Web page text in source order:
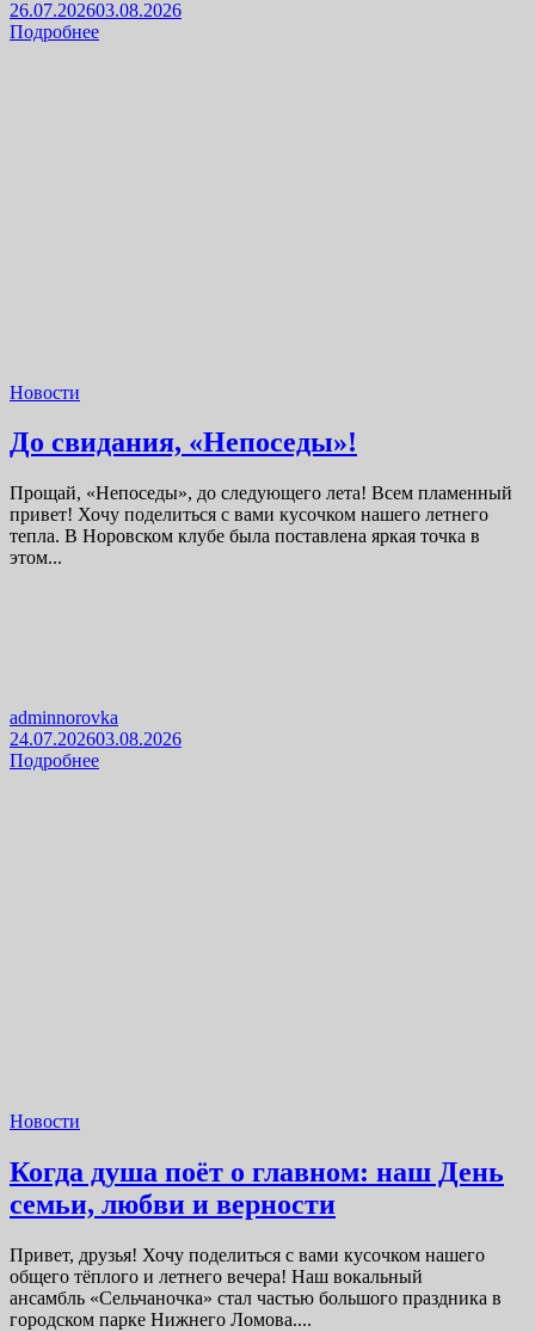
26.07.202603.08.2026
Подробнее
Новости
До свидания, «Непоседы»!
Прощай, «Непоседы», до следующего лета! Всем пламенный
привет! Хочу поделиться с вами кусочком нашего летнего
тепла. В Норовском клубе была поставлена яркая точка в
этом...
adminnorovka
24.07.202603.08.2026
Подробнее
Новости
Когда душа поёт о главном: наш День
семьи, любви и верности
Привет, друзья! Хочу поделиться с вами кусочком нашего
общего тёплого и летнего вечера! Наш вокальный
ансамбль «Сельчаночка» стал частью большого праздника в
городском парке Нижнего Ломова....